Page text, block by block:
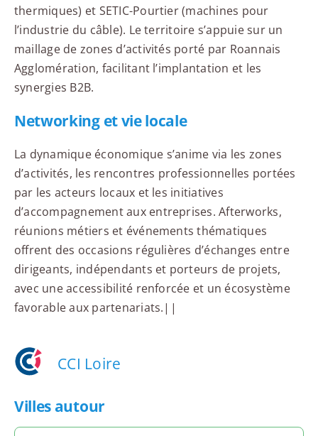
thermiques) et SETIC-Pourtier (machines pour
l’industrie du câble). Le territoire s’appuie sur un
maillage de zones d’activités porté par Roannais
Agglomération, facilitant l’implantation et les
synergies B2B.
Networking et vie locale
La dynamique économique s’anime via les zones
d’activités, les rencontres professionnelles portées
par les acteurs locaux et les initiatives
d’accompagnement aux entreprises. Afterworks,
réunions métiers et événements thématiques
offrent des occasions régulières d’échanges entre
dirigeants, indépendants et porteurs de projets,
avec une accessibilité renforcée et un écosystème
favorable aux partenariats.||
CCI Loire
Villes autour